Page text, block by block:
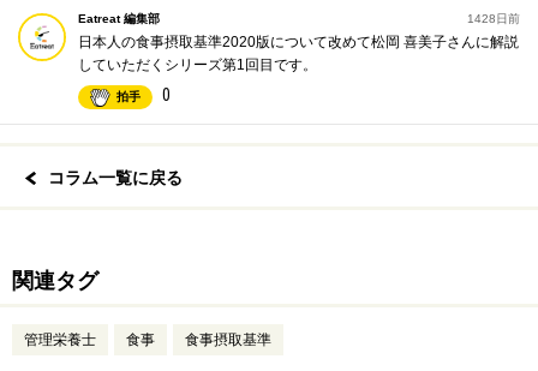
Eatreat 編集部 1428日前
日本人の食事摂取基準2020版について改めて松岡 喜美子さんに解説
していただくシリーズ第1回目です。
拍手 0
コラム一覧に戻る
関連タグ
管理栄養士 食事 食事摂取基準